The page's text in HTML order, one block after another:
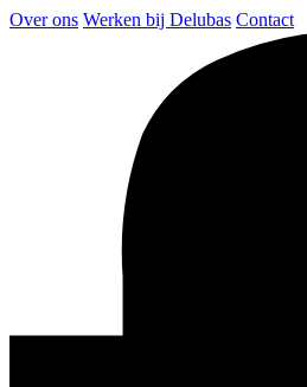
Over ons Werken bij Delubas Contact